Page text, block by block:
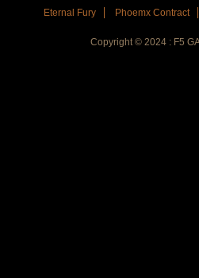
Eternal Fury Phoemx Contract
Copyright © 2024 : F5